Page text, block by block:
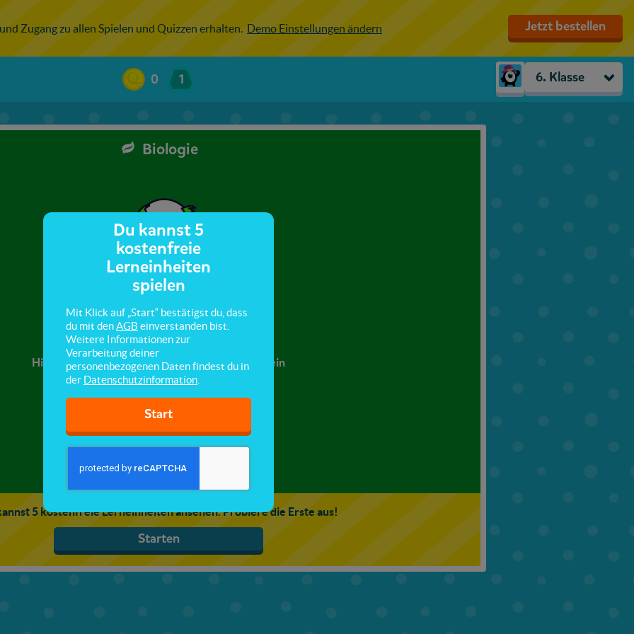
Zugang zu allen Spielen und Quizzen erhalten. Demo Einstellungen ändern Jetzt bestellen
0 1 6. Klasse
Biologie
Evolutionstheorien
Hier tauchst du in die Geschichte der Evolution ein
und lernst verschiedene Evolutionstheorien
5 kostenfreie Lerneinheiten ansehen. Probiere die Erste aus!
Starten
Du kannst 5
kostenfreie
Lerneinheiten
spielen
Mit Klick auf „Start“ bestätigst du, dass
du mit denAGB einverstanden bist.
Weitere Informationen zur
Verarbeitung deiner
personenbezogenen Daten findest du in
der Datenschutzinformation
Start